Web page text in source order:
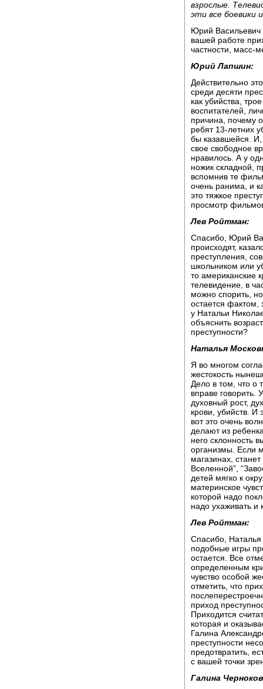
взрослые.
эти все боевики
Юрий Васильевич
вашей работе
частности, масс-
Юрий Лапшин:
Действительно
среди десяти
как убийства,
воспитателей,
причина, почему
ребят 13-летних
бы казавшейся. И,
свое свободное
нравилось. А у
ножик складной,
вспомнив те
очень ранима, и
это тяжкое
просмотр
Лев Ройтман:
Спасибо, Юрий
происходят,
преступления,
школьником или
то американские
телевидение, в
можно спорить,
остается фактом,
у Натальи
объяснить
преступности?
Наталья
Я во многом
жестокость
Дело в том, что о
вправе говорить.
духовный рост,
крови, убийств. И
вот это очень
делают из
него склонность
организмы. Если
магазинах,
Вселенной”,
детей мягко к
материнское
которой надо
надо ухаживать и
Лев Ройтман:
Спасибо, Наталья
подобные игры
остается. Все
определенным
чувство особой
отметить, что
приход
Приходится
которая и
Галина
преступности
предотвратить,
с вашей точки
Галина